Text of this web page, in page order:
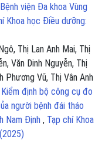
viện Đa khoa Vùng
Khoa học Điều dưỡng:
Thị Lan Anh Mai, Thị
Văn Dinh Nguyễn, Thị
Phương Vũ, Thị Vân Anh
Kiểm định bộ công cụ đo
người bệnh đái tháo
Nam Định , Tạp chí Khoa